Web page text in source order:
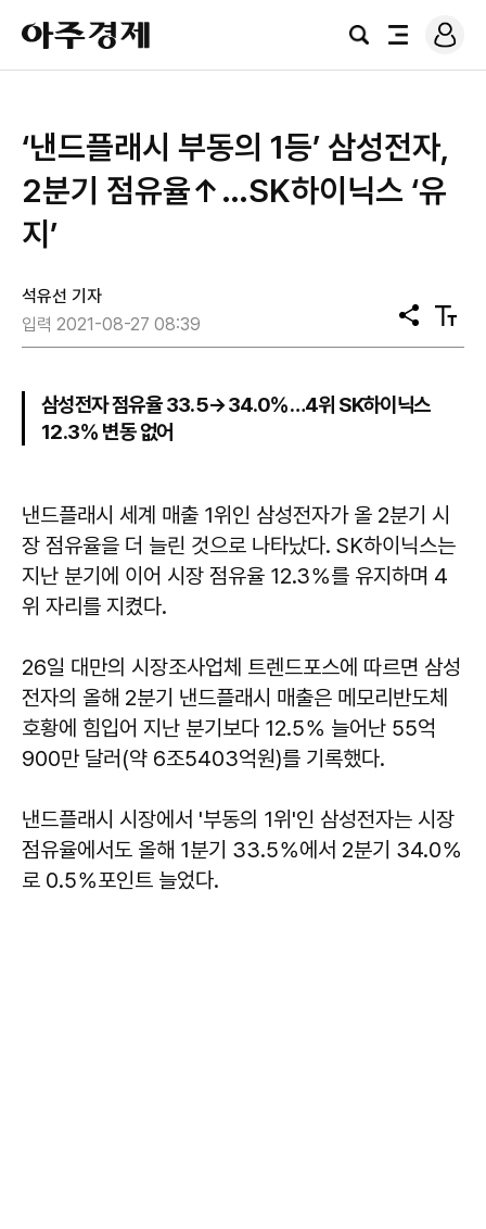
아
주
경
검
전
로
그
‘낸드플래시 부동의 1등’ 삼성전자,
2분기 점유율↑…SK하이닉스 ‘유
지’
석유선 기자
입력 2021-08-27 08:39
공
유
텍
스
삼성전자 점유율 33.5→34.0％…4위 SK하이닉스
12.3％ 변동 없어
낸드플래시 세계 매출 1위인 삼성전자가 올 2분기 시
장 점유율을 더 늘린 것으로 나타났다. SK하이닉스는
지난 분기에 이어 시장 점유율 12.3％를 유지하며 4
위 자리를 지켰다.
26일 대만의 시장조사업체 트렌드포스에 따르면 삼성
전자의 올해 2분기 낸드플래시 매출은 메모리반도체
호황에 힘입어 지난 분기보다 12.5％ 늘어난 55억
900만 달러(약 6조5403억원)를 기록했다.
낸드플래시 시장에서 '부동의 1위'인 삼성전자는 시장
점유율에서도 올해 1분기 33.5％에서 2분기 34.0％
로 0.5％포인트 늘었다.